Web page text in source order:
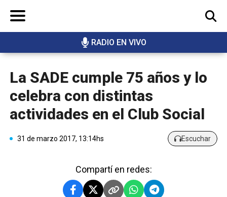
RADIO EN VIVO
BUSCAR
La SADE cumple 75 años y lo
celebra con distintas
actividades en el Club Social
31 de marzo 2017, 13:14hs Escuchar
Compartí en redes: